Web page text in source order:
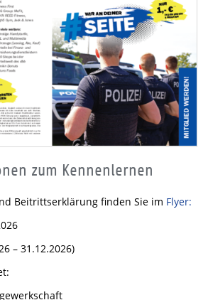
zum Kennenlernen
Beitrittserklärung finden Sie im Flyer:
– 31.12.2026)